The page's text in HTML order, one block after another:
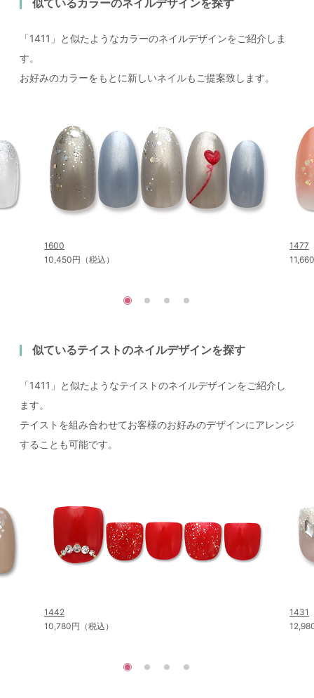
似ているカラーのネイルデザインを探す
「1411」と似たようなカラーのネイルデザインをご紹介しま
す。
お好みのカラーをもとに新しいネイルもご提案致します。
1600
10,450円（税込）
1477
似ているテイストのネイルデザインを探す
「1411」と似たようなテイストのネイルデザインをご紹介し
ます。
テイストを組み合わせてお客様のお好みのデザインにアレンジ
することも可能です。
1442
10,780円（税込）
1431